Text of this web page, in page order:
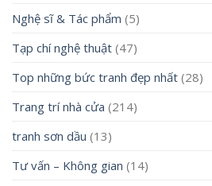
Nghệ sĩ & Tác phẩm (5)
Tạp chí nghệ thuật (47)
Top những bức tranh đẹp nhất (28)
Trang trí nhà cửa (214)
tranh sơn dầu (13)
Tư vấn – Không gian (14)